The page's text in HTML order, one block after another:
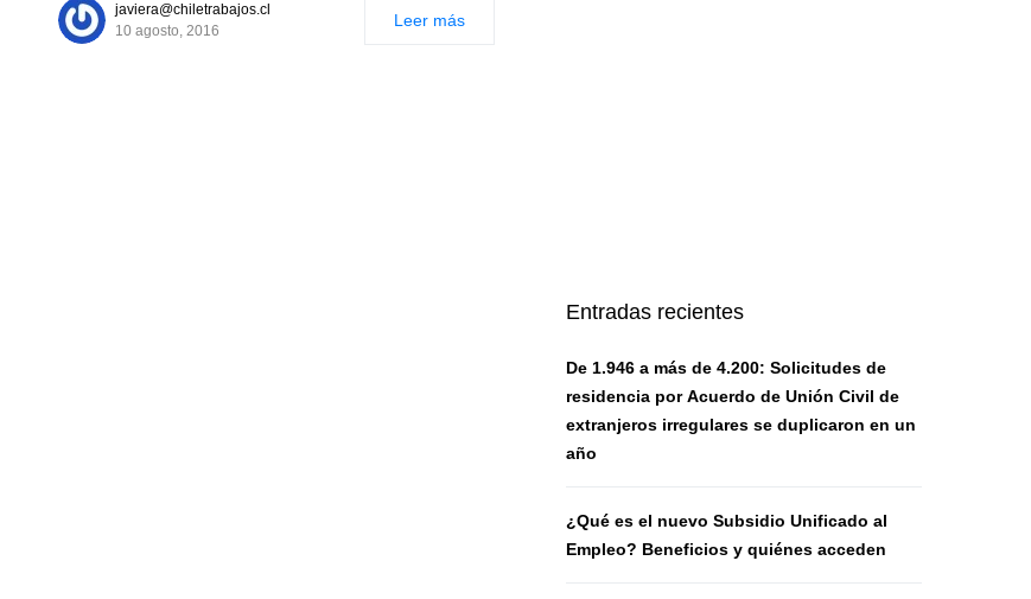
javiera@chiletrabajos.cl
10 agosto, 2016
Leer más
Entradas recientes
De 1.946 a más de 4.200: Solicitudes de
residencia por Acuerdo de Unión Civil de
extranjeros irregulares se duplicaron en un
año
¿Qué es el nuevo Subsidio Unificado al
Empleo? Beneficios y quiénes acceden